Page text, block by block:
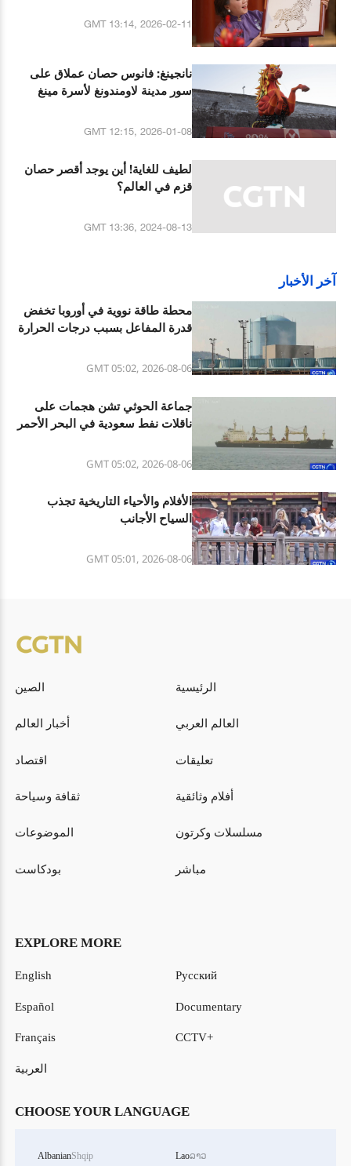
GMT 13:14, 2026-02-11
نانجينغ: فانوس حصان عملاق على
سور مدينة لاومندونغ لأسرة مينغ
GMT 12:15, 2026-01-08
لطيف للغاية! أين يوجد أقصر حصان
قزم في العالم؟
GMT 13:36, 2024-08-13
آخر الأخبار
محطة طاقة نووية في أوروبا تخفض
قدرة المفاعل بسبب درجات الحرارة
GMT 05:02, 2026-08-06
جماعة الحوثي تشن هجمات على
ناقلات نفط سعودية في البحر الأحمر
GMT 05:02, 2026-08-06
الأفلام والأحياء التاريخية تجذب
السياح الأجانب
GMT 05:01, 2026-08-06
الصين الرئيسية
أخبار العالم العالم العربي
اقتصاد تعليقات
ثقافة وسياحة أفلام وثائقية
الموضوعات مسلسلات وكرتون
بودكاست مباشر
EXPLORE MORE
English
Español
Français
العربية
Русский
Documentary
CCTV+
CHOOSE YOUR LANGUAGE
AlbanianShqip Laoລາວ